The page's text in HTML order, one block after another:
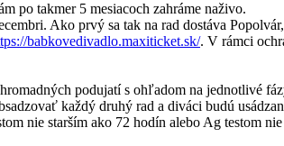
po takmer 5 mesiacoch zahráme naživo.
Ako prvý sa tak na rad dostáva
babkovedivadlo.maxiticket.sk/. V rámci
podujatí s ohľadom na jednotlivé
každý druhý rad a diváci budú
nie starším ako 72 hodín alebo Ag testom